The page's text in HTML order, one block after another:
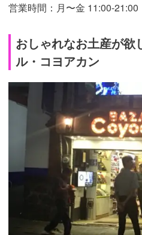
営業時間：月〜金 11:00-
おしゃれなお土産が欲
ル・コヨアカン